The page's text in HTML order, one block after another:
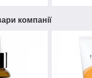
компанії